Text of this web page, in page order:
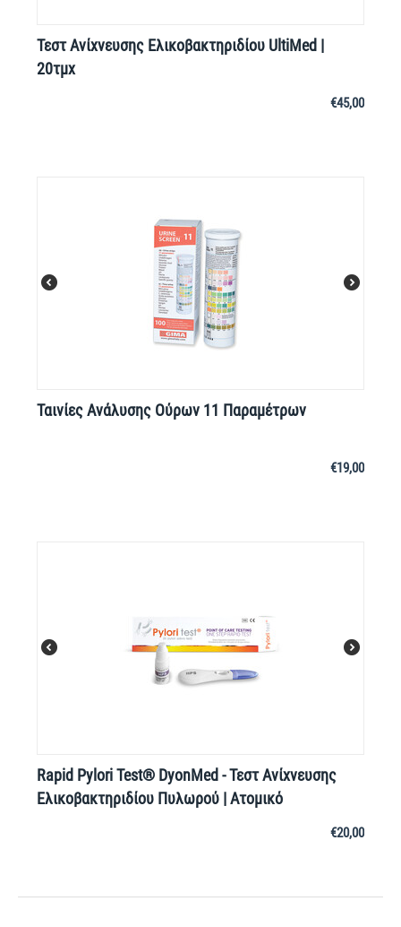
Τεστ Ανίχνευσης Ελικοβακτηριδίου UltiMed |
20τμχ
€45,00
Ταινίες Ανάλυσης Ούρων 11 Παραμέτρων
€19,00
Rapid Pylori Test® DyonMed - Τεστ Ανίχνευσης
Ελικοβακτηριδίου Πυλωρού | Ατομικό
€20,00